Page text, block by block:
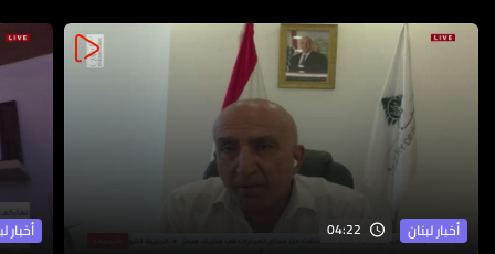
أخبار لبنان 04:22 أخبار